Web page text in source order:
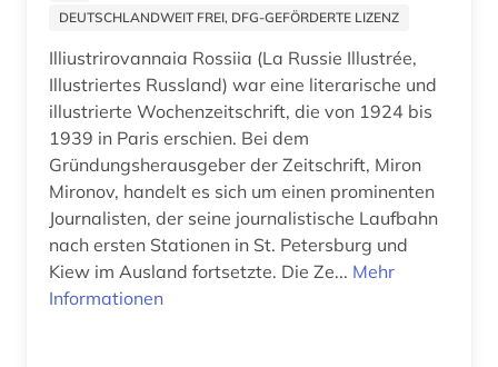
elektronisches buch (3)
elektrotechnik (1)
englisch (1)
entscheidungssammlung (1)
entwicklung (1)
erde (1)
Niederlande (1)
Norwegen (2)
Oesterreich (2)
Osmanisches Reich (3)
Ostasien (2)
Osteuropa (3)
DEUTSCHLANDWEIT FREI, DFG-GEFÖRDERTE LIZENZ
Illiustrirovannaia Rossiia (La Russie Illustrée,
Illustriertes Russland) war eine literarische und
illustrierte Wochenzeitschrift, die von 1924 bis
1939 in Paris erschien. Bei dem
Gründungsherausgeber der Zeitschrift, Miron
Mironov, handelt es sich um einen prominenten
Journalisten, der seine journalistische Laufbahn
nach ersten Stationen in St. Petersburg und
Kiew im Ausland fortsetzte. Die Ze... Mehr
Informationen